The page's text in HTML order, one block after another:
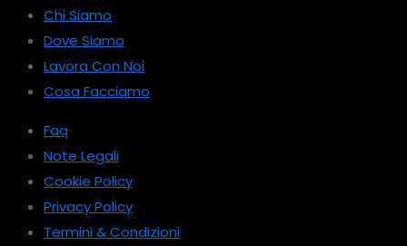
Chi Siamo
Dove Siamo
Lavora Con Noi
Cosa Facciamo
Faq
Note Legali
Cookie Policy
Privacy Policy
Termini & Condizioni